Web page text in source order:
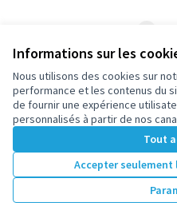
Informations sur les
Nous utilisons des cookies sur
performance et les contenus du
de fournir une expérience
personnalisés à partir de nos
Tout
Accepter seulement
Résultats
Voir toutes les propositions
Conditions d'utilisation
Paramètres des cookies
participez.nanterre.fr sur X
participez.nanterre.fr sur
participez.nanterre.fr